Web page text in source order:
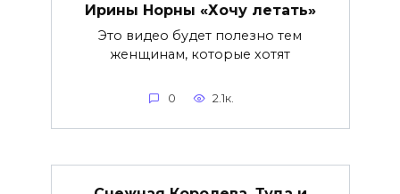
Ирины Норны «Хочу летать»
Это видео будет полезно тем
женщинам, которые хотят
0 2.1к.